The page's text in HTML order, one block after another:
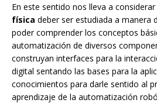
En este sentido nos lleva a considerar
física deber ser estudiada a manera
poder comprender los conceptos
automatización de diversos
construyan interfaces para la
digital sentando las bases para la
conocimientos para darle sentido al
aprendizaje de la automatización